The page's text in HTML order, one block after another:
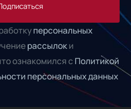
персональных
рассылоки
ознакомился с Политикой
персональных данных